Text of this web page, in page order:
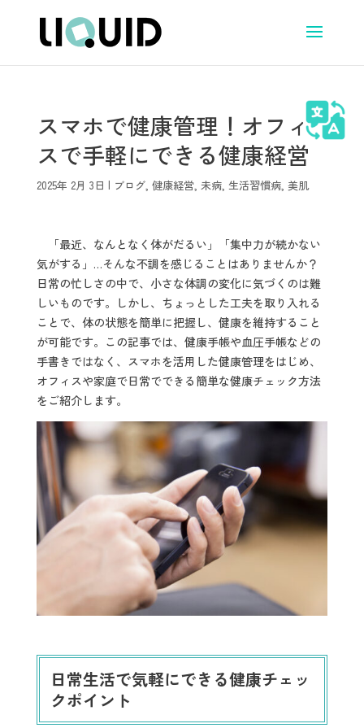
スマホで健康管理！オフィ
スで手軽にできる健康経営
2025年 2月 3日 | ブログ, 健康経営, 未病, 生活習慣病, 美肌
「最近、なんとなく体がだるい」「集中力が続かない
気がする」…そんな不調を感じることはありませんか？
日常の忙しさの中で、小さな体調の変化に気づくのは難
しいものです。しかし、ちょっとした工夫を取り入れる
ことで、体の状態を簡単に把握し、健康を維持すること
が可能です。この記事では、健康手帳や血圧手帳などの
手書きではなく、スマホを活用した健康管理をはじめ、
オフィスや家庭で日常でできる簡単な健康チェック方法
をご紹介します。
日常生活で気軽にできる健康チェッ
クポイント